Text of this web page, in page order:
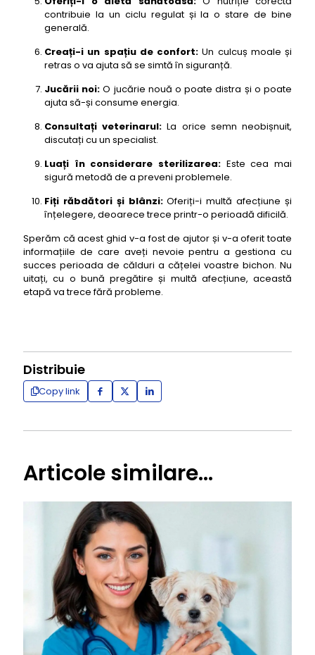
contribuie la un ciclu regulat și la o stare de bine
generală.
Creați-i un spațiu de confort: Un culcuș moale și
retras o va ajuta să se simtă în siguranță.
Jucării noi: O jucărie nouă o poate distra și o poate
ajuta să-și consume energia.
Consultați veterinarul: La orice semn neobișnuit,
discutați cu un specialist.
Luați în considerare sterilizarea: Este cea mai
sigură metodă de a preveni problemele.
Fiți răbdători și blânzi:Oferiți-i multă afecțiune și
înțelegere, deoarece trece printr-o perioadă dificilă.
Sperăm că acest ghid v-a fost de ajutor și v-a oferit toate
informațiile de care aveți nevoie pentru a gestiona cu
succes perioada de călduri a cățelei voastre bichon. Nu
uitați, cu o bună pregătire și multă afecțiune, această
etapă va trece fără probleme.
Distribuie
Copy link
Articole similare...